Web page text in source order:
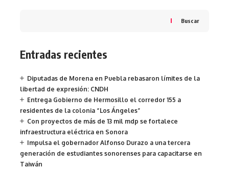
Buscar
Entradas recientes
Diputadas de Morena en Puebla rebasaron límites de la
libertad de expresión: CNDH
Entrega Gobierno de Hermosillo el corredor 155 a
residentes de la colonia “Los Ángeles”
Con proyectos de más de 13 mil mdp se fortalece
infraestructura eléctrica en Sonora
Impulsa el gobernador Alfonso Durazo a una tercera
generación de estudiantes sonorenses para capacitarse en
Taiwán